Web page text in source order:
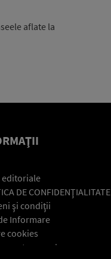
aflate la
editoriale
DE CONFIDENŢIALITATE
şi condiţii
Informare
cookies
general